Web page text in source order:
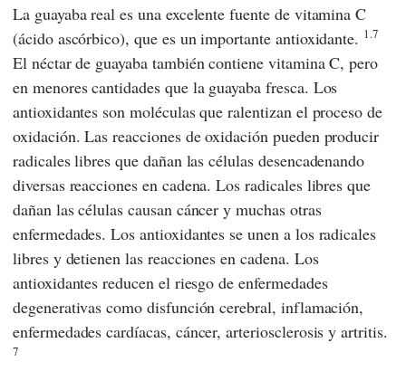
La guayaba real es una excelente fuente de vitamina C
(ácido ascórbico), que es un importante antioxidante. 1.7
El néctar de guayaba también contiene vitamina C, pero
en menores cantidades que la guayaba fresca. Los
antioxidantes son moléculas que ralentizan el proceso de
oxidación. Las reacciones de oxidación pueden producir
radicales libres que dañan las células desencadenando
diversas reacciones en cadena. Los radicales libres que
dañan las células causan cáncer y muchas otras
enfermedades. Los antioxidantes se unen a los radicales
libres y detienen las reacciones en cadena. Los
antioxidantes reducen el riesgo de enfermedades
degenerativas como disfunción cerebral, inflamación,
enfermedades cardíacas, cáncer, arteriosclerosis y artritis.
7